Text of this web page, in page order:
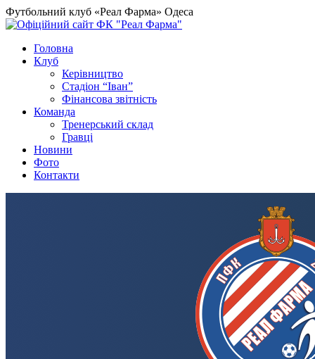
Футбольний клуб «Реал Фарма» Одеса
Головна
Клуб
Керівництво
Стадіон “Іван”
Фінансова звітність
Команда
Тренерський склад
Гравці
Новини
Фото
Контакти